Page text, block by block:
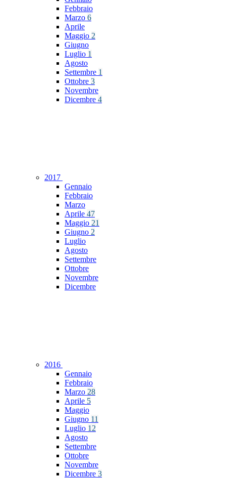
Febbraio
Marzo 6
Aprile
Maggio 2
Giugno
Luglio 1
Agosto
Settembre 1
Ottobre 3
Novembre
Dicembre 4
2017
Gennaio
Febbraio
Marzo
Aprile 47
Maggio 21
Giugno 2
Luglio
Agosto
Settembre
Ottobre
Novembre
Dicembre
2016
Gennaio
Febbraio
Marzo 28
Aprile 5
Maggio
Giugno 11
Luglio 12
Agosto
Settembre
Ottobre
Novembre
Dicembre 3